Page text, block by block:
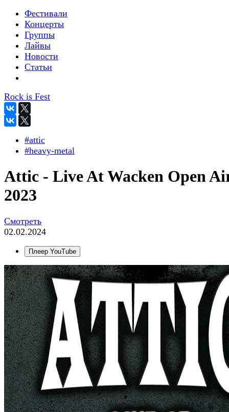
Фестивали
Концерты
Группы
Лайвы
Новости
Статьи
Rock is Fest
#attic
#heavy-metal
Attic - Live At Wacken Open
2023
Смотреть
02.02.2024
Плеер YouTube